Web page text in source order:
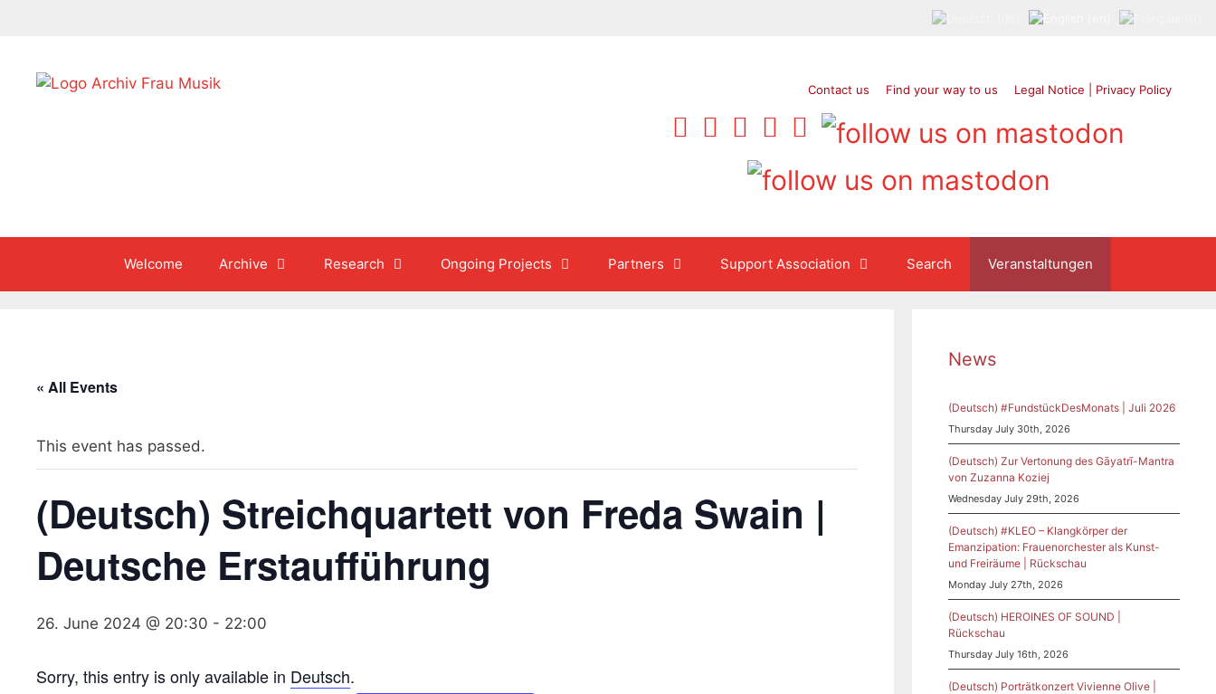
Contact us Find your way to us Legal Notice | Privacy Policy
Welcome Archive Research Ongoing Projects Partners Support Association Search Veranstaltungen
« All Events
This event has passed.
(Deutsch) Streichquartett von Freda Swain |
Deutsche Erstaufführung
26. June 2024 @ 20:30 - 22:00
Sorry, this entry is only available in Deutsch.
News
(Deutsch) #FundstückDesMonats | Juli 2026
Thursday July 30th, 2026
(Deutsch) Zur Vertonung des Gāyatrī-Mantra
von Zuzanna Koziej
Wednesday July 29th, 2026
(Deutsch) #KLEO – Klangkörper der
Emanzipation: Frauenorchester als Kunst-
und Freiräume | Rückschau
Monday July 27th, 2026
(Deutsch) HEROINES OF SOUND |
Rückschau
Thursday July 16th, 2026
(Deutsch) Porträtkonzert Vivienne Olive |